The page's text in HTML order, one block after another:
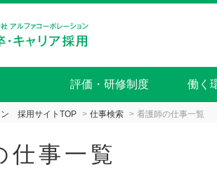
評価・研修制度 働く
ン 採用サイトTOP 仕事検索 看護師の仕事一覧
仕事一覧